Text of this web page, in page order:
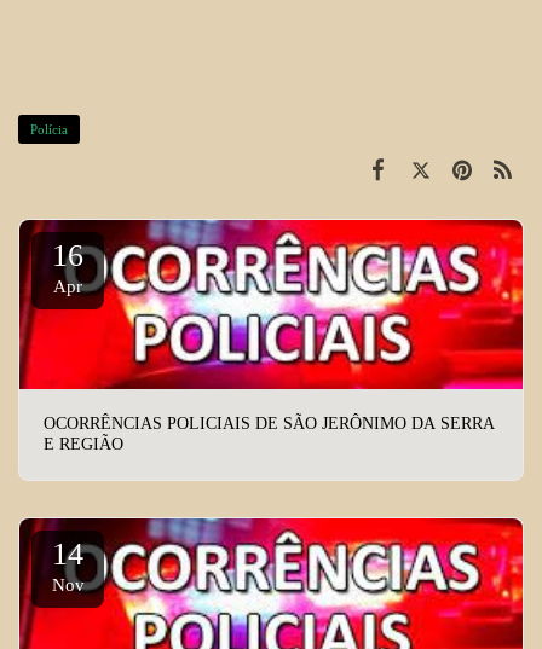
Polícia
16
Apr
OCORRÊNCIAS POLICIAIS DE SÃO JERÔNIMO DA SERRA
E REGIÃO
14
Nov